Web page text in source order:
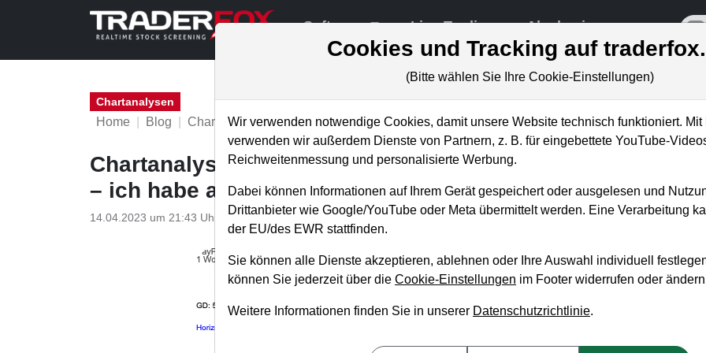
Software Live-Trading Akademie
Chartanalysen
Home Blog Chartanalysen
Chartanalyse Paypal: Das ist für den Turnaround
– ich habe aufgestockt!
14.04.2023 um 21:43 Uhr P. Uhlschmied
Cookies und Tracking auf
(Bitte wählen Sie Ihre Cookie-Einstellungen)
Wir verwenden notwendige Cookies, damit unsere Website technisch funktioniert.
verwenden wir außerdem Dienste von Partnern, z. B. für eingebettete YouTube-
Reichweitenmessung und personalisierte Werbung.
Dabei können Informationen auf Ihrem Gerät gespeichert oder ausgelesen und
Drittanbieter wie Google/YouTube oder Meta übermittelt werden. Eine Verarbeitung
der EU/des EWR stattfinden.
Sie können alle Dienste akzeptieren, ablehnen oder Ihre Auswahl individuell
können Sie jederzeit über die Cookie-Einstellungen im Footer widerrufen oder
Weitere Informationen finden Sie in unserer Datenschutzrichtlinie.